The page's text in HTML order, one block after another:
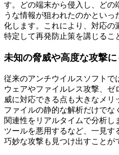
す。どの端末から侵入し、どの
うな情報が狙われたのかといっ
化します。これにより、対応の
特定して再発防止策を講じるこ
未知の脅威や高度な攻撃
従来のアンチウイルスソフトで
ウェアやファイルレス攻撃、
威に対応できる点も大きなメリ
ファイルの静的な解析だけで
関連性をリアルタイムで分析し
ツールを悪用するなど、一見す
巧妙な攻撃も見つけ出すことが